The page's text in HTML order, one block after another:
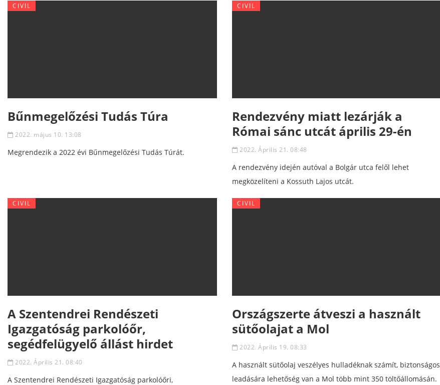
CIVIL
Bűnmegelőzési Tudás Túra
2022. május 10. 13:08
Megrendezik a 2022 évi Bűnmegelőzési Tudás Túrát.
CIVIL
Rendezvény miatt lezárják a
Római sánc utcát április 29-én
2022. Április 21. 08:48
A rendezvény idején autóval a Bolgár utca felől lehet
megközelíteni a Kossuth Lajos utcát.
CIVIL
A Szentendrei Rendészeti
Igazgatóság parkolóőr,
segédfelügyelő állást hirdet
2022. Április 21. 08:40
A Szentendrei Rendészeti Igazgatóság parkolóőri,
CIVIL
Országszerte átveszi a használt
sütőolajat a Mol
2022. Április 19. 08:33
A használt sütőolaj veszélyes hulladéknak számít, biztonságos
leadására lehetőség van a Mol több mint 350 töltőállomásán.